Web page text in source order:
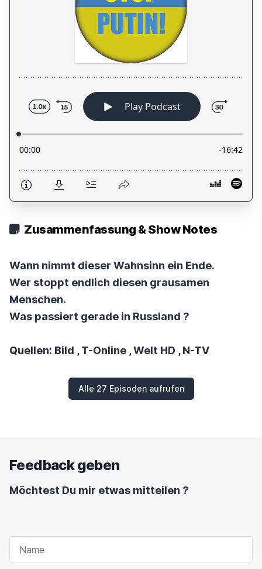
Zusammenfassung & Show Notes
Wann nimmt dieser Wahnsinn ein Ende.
Wer stoppt endlich diesen grausamen
Menschen.
Was passiert gerade in Russland ?
Quellen: Bild , T-Online , Welt HD , N-TV
Alle 27 Episoden aufrufen
Feedback geben
Möchtest Du mir etwas mitteilen ?
NAME